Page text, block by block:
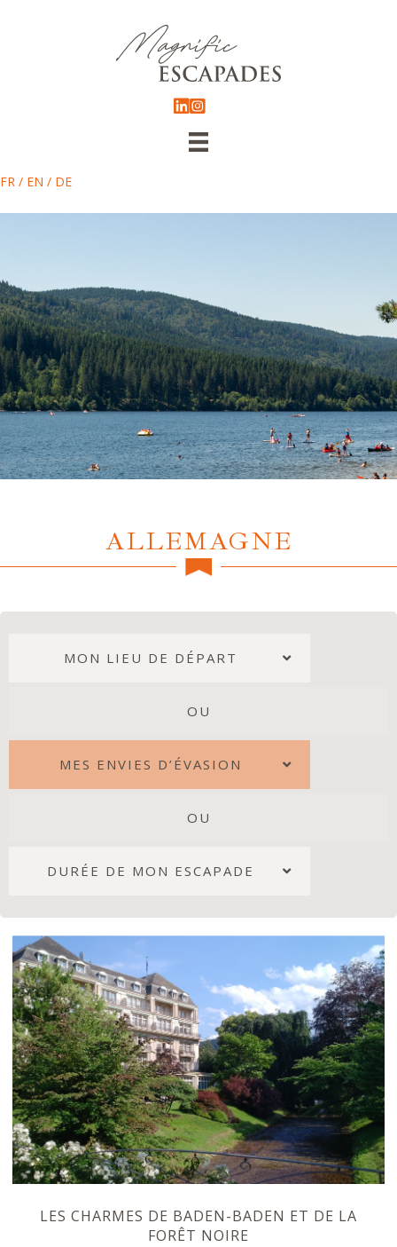
FR / EN / DE
ALLEMAGNE
MON LIEU DE DÉPART
OU
MES ENVIES D’ÉVASION
OU
DURÉE DE MON ESCAPADE
LES CHARMES DE BADEN-BADEN ET DE LA
FORÊT NOIRE